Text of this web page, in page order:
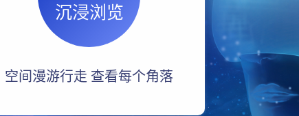
沉浸浏览
空间漫游行走 查看每个角落